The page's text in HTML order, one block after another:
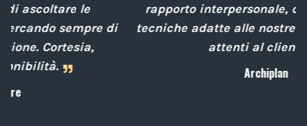
rapporto interpersonale, con competenze
tecniche adatte alle nostre esigenze sempre